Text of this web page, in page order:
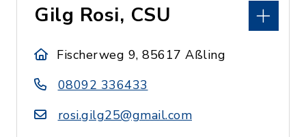
Gilg Rosi, CSU
Fischerweg 9, 85617 Aßling
08092 336433
rosi.gilg25@gmail.com